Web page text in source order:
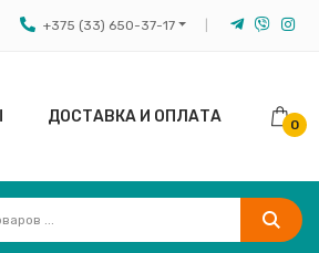
+375 (33) 650-37-17
ДОСТАВКА И ОПЛАТА 0